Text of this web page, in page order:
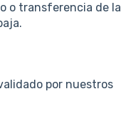
o transferencia de la
por nuestros